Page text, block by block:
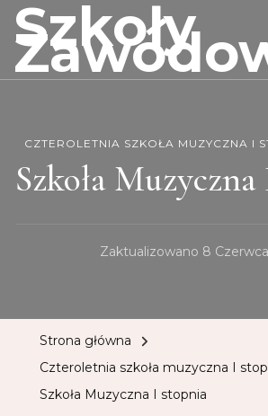
Szkoły
CZTEROLETNIA SZKOŁA MUZYCZNA I
Szkoła
Zaktualizowano 8
Strona główna
Czteroletnia szkoła muzyczna I
Szkoła Muzyczna I stopnia